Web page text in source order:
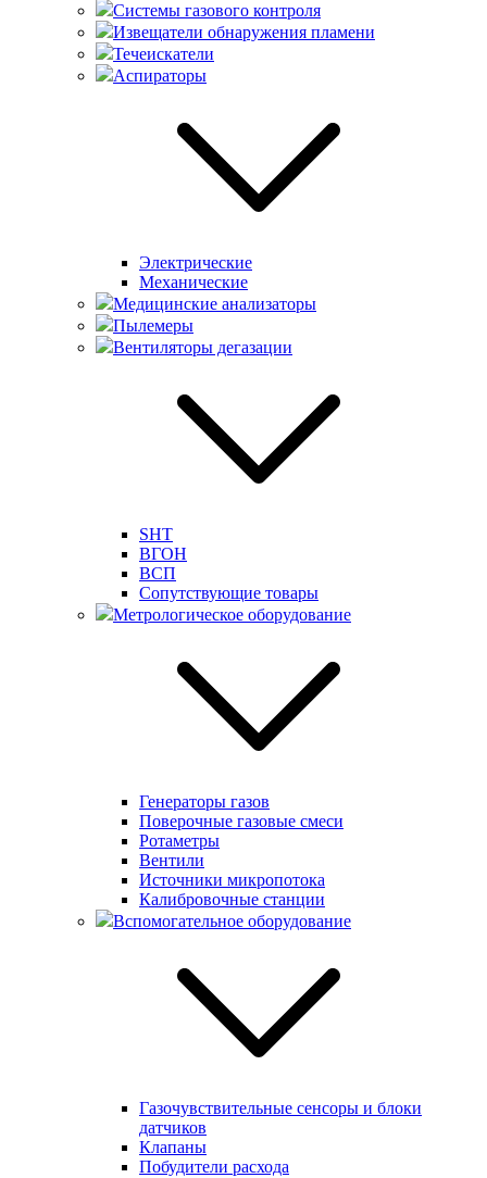
Системы газового контроля
Извещатели обнаружения пламени
Течеискатели
Аспираторы
Электрические
Механические
Медицинские анализаторы
Пылемеры
Вентиляторы дегазации
SHT
ВГОН
ВСП
Сопутствующие товары
Метрологическое оборудование
Генераторы газов
Поверочные газовые смеси
Ротаметры
Вентили
Источники микропотока
Калибровочные станции
Вспомогательное оборудование
Газочувствительные сенсоры и блоки
датчиков
Клапаны
Побудители расхода